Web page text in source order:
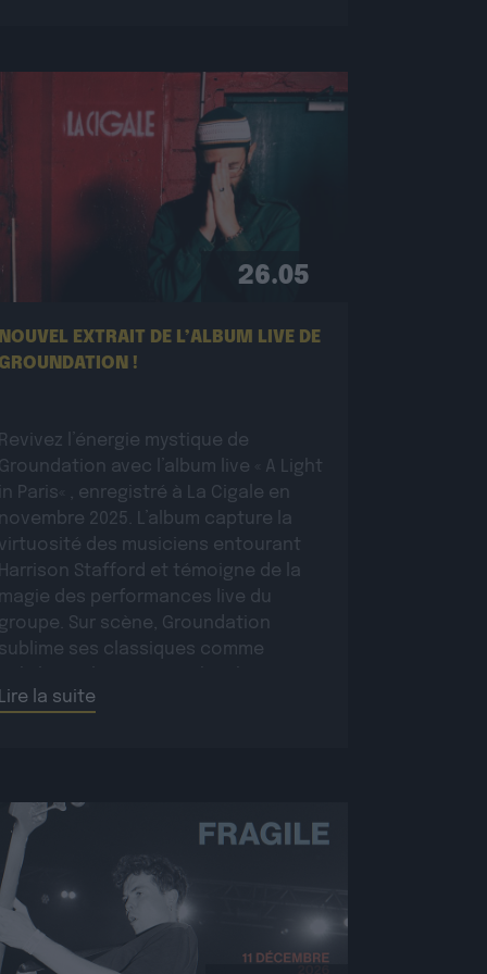
26.05
NOUVEL EXTRAIT DE L’ALBUM LIVE DE
!
Revivez l’énergie mystique de
Groundation avec l’album live « A Light
in Paris« , enregistré à La Cigale en
novembre 2025. L’album capture la
virtuosité des musiciens entourant
Harrison Stafford et témoigne de la
magie des performances live du
groupe. Sur scène, Groundation
sublime ses classiques comme
tout en présentant […]
Lire la suite